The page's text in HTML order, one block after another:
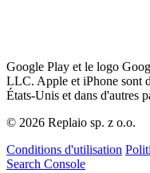
Google Play et le logo
LLC. Apple et iPhone sont
États-Unis et dans d'autres
© 2026 Replaio sp. z o.o.
Conditions d'utilisation
Search Console